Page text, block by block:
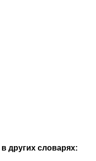
других словарях: